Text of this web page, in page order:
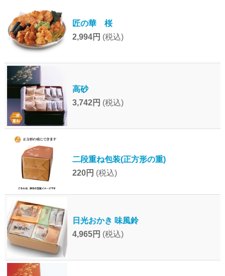
匠の華 桜
2,994円 (税込)
高砂
3,742円 (税込)
二段重ね包装(正方形の重)
220円 (税込)
日光おかき 味風鈴
4,965円 (税込)